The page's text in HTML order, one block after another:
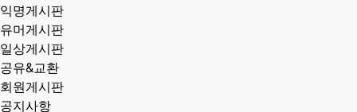
익명게시판
유머게시판
일상게시판
공유&교환
회원게시판
공지사항